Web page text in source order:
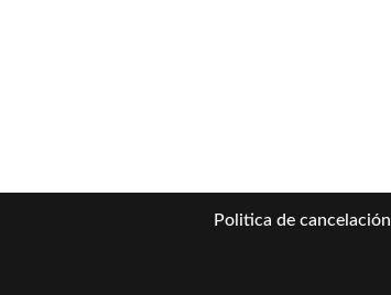
Politica de cancelación